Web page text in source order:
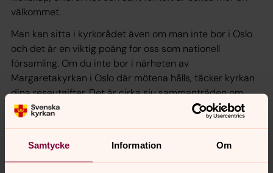
Samtycke Information Om
välkommet.
Man kan sitta i kyrkorådet även om man inte bor i Oslo
och det är en viktig poäng for oss som nationell
församling. Om du inte bor i närheten av
Margaretakyrkan i Oslo där mötena hålls, täcker kyrkan
dina reseutgifter. Det är cirka sju sammanträden om
året och mötesdatumen tillkännages i god tid.
Låter det spännande?
Skriv till mig och berätta mer om dig själv eller ge tips på
någon som du tycker att vi ska kontakta.